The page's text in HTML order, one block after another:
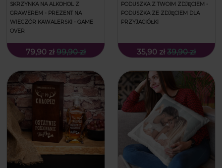
SKRZYNKA NA ALKOHOL Z
GRAWEREM - PREZENT NA
WIECZÓR KAWALERSKI - GAME
OVER
79,90 zł 99,90 zł
PODUSZKA Z TWOIM ZDJĘCIEM -
PODUSZKA ZE ZDJĘCIEM DLA
PRZYJACIÓŁKI
35,90 zł 39,90 zł